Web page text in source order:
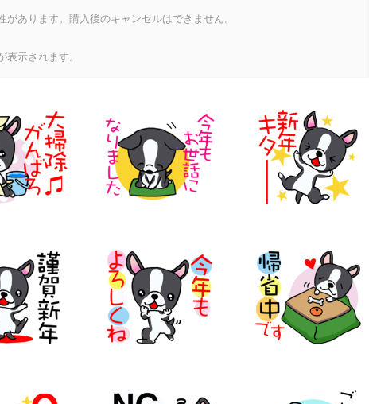
あります。購入後のキャンセルはできません。
示されます。